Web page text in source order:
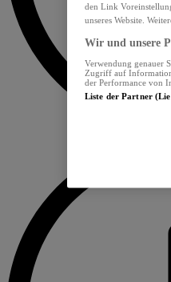
den Link
unseres Website.
Wir und unsere
Verwendung genauer
Zugriff auf
der Performance von
Liste der Partner